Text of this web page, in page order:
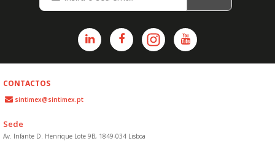
CONTACTOS
sintimex@sintimex.pt
Sede
Av. Infante D. Henrique Lote 9B, 1849-034 Lisboa